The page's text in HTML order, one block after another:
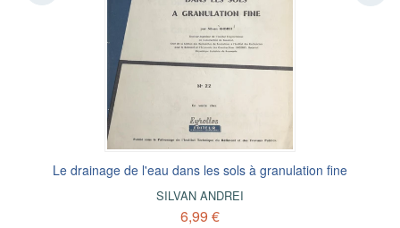
Le drainage de l'eau dans les sols à granulation fine
SILVAN ANDREI
6,99 €